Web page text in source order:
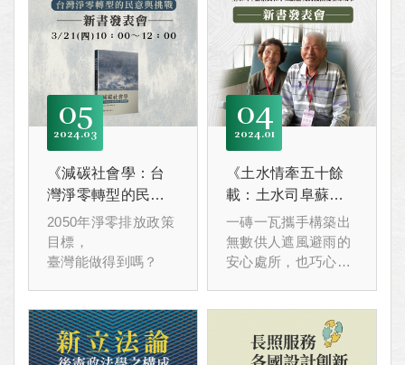
來，地方媒體記者與
政治生態的交織牽
連。
05
03
2024
《減碳社會學：台
灣淨零轉型的民意
與挑戰》新書發表
會
2050年淨零排放政策
目標，
臺灣能做得到嗎？
04
01
2024
《土水情牽五十餘
載：土水司阜蘇清
良和小工蘇謝英的
技術及生命故事》
新書發表會
一磚一瓦攜手構築出
無數供人遮風避雨的
安心處所，也巧心修